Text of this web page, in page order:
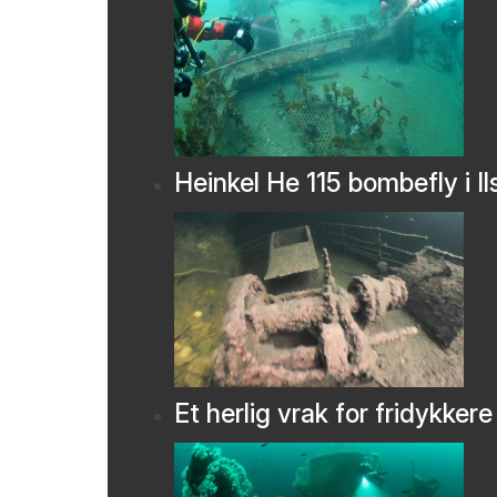
Heinkel He 115 bombefly i
Et herlig vrak for fridykkere